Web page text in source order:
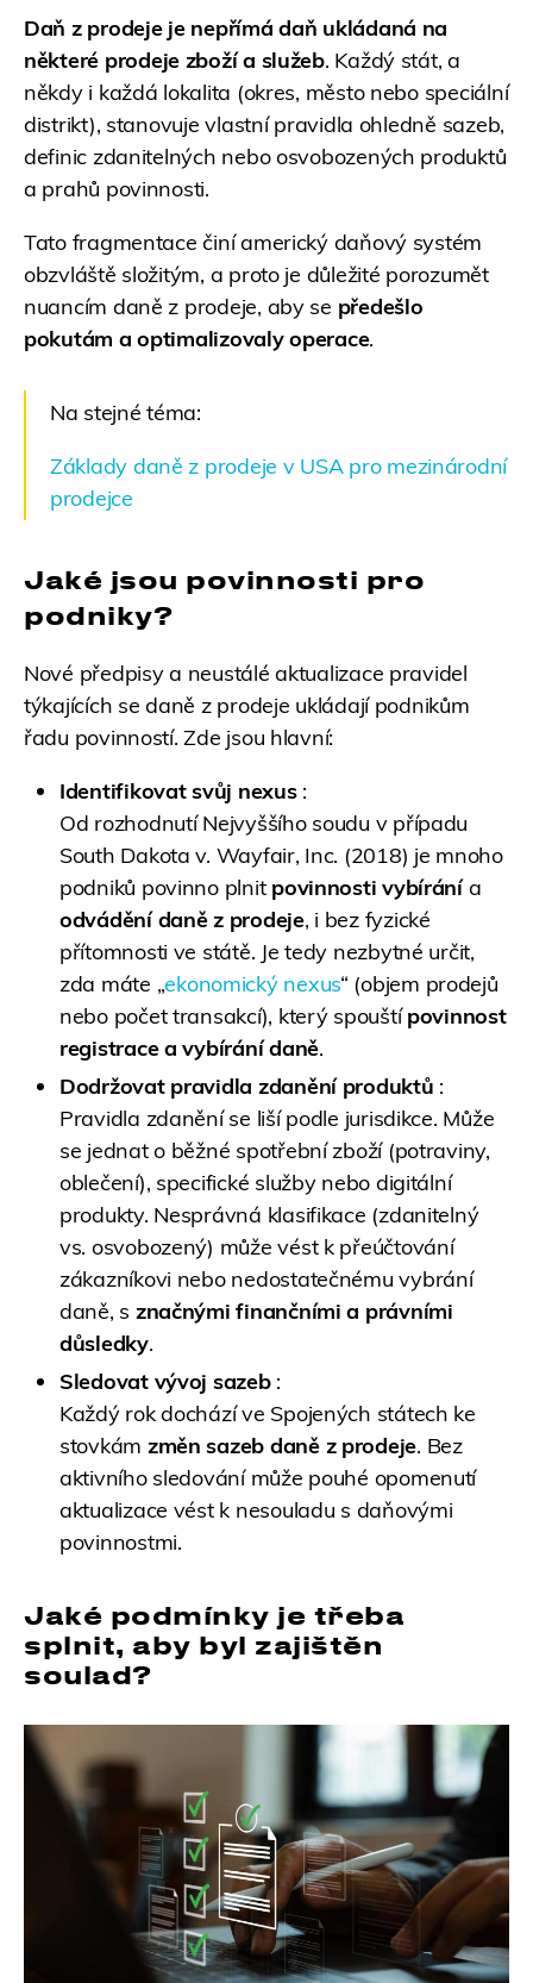
Daň z prodeje je nepřímá daň ukládaná na
některé prodeje zboží a služeb. Každý stát, a
někdy i každá lokalita (okres, město nebo speciální
distrikt), stanovuje vlastní pravidla ohledně sazeb,
definic zdanitelných nebo osvobozených produktů
a prahů povinnosti.
Tato fragmentace činí americký daňový systém
obzvláště složitým, a proto je důležité porozumět
nuancím daně z prodeje, aby se předešlo
pokutám a optimalizovaly operace.
Na stejné téma:
Základy daně z prodeje v USA pro mezinárodní
prodejce
Jaké jsou povinnosti pro
podniky?
Nové předpisy a neustálé aktualizace pravidel
týkajících se daně z prodeje ukládají podnikům
řadu povinností. Zde jsou hlavní:
Identifikovat svůj nexus:
Od rozhodnutí Nejvyššího soudu v případu
South Dakota v. Wayfair, Inc. (2018) je mnoho
podniků povinno plnit povinnosti vybíránía
odvádění daně z prodeje, i bez fyzické
přítomnosti ve státě. Je tedy nezbytné určit,
zda máte „ekonomický nexus“ (objem prodejů
nebo počet transakcí), který spouštípovinnost
registrace a vybírání daně.
Dodržovat pravidla zdanění produktů :
Pravidla zdanění se liší podle jurisdikce. Může
se jednat o běžné spotřební zboží (potraviny,
oblečení), specifické služby nebo digitální
produkty. Nesprávná klasifikace (zdanitelný
vs. osvobozený) může vést k přeúčtování
zákazníkovi nebo nedostatečnému vybrání
daně, s značnými finančními a právními
důsledky.
Sledovat vývoj sazeb:
Každý rok dochází ve Spojených státech ke
stovkám změn sazeb daně z prodeje. Bez
aktivního sledování může pouhé opomenutí
aktualizace vést k nesouladu s daňovými
povinnostmi.
Jaké podmínky je třeba
splnit, aby byl zajištěn
soulad?